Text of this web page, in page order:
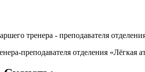
тренера - преподавателя
преподавателя отделения